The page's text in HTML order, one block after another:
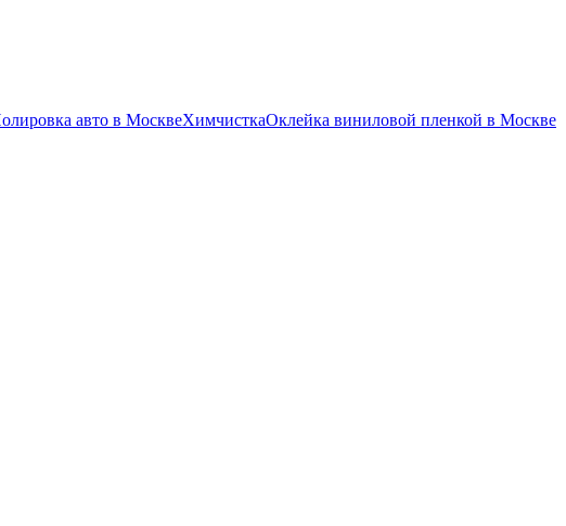
авто в МосквеХимчисткаОклейка виниловой пленкой в Москве